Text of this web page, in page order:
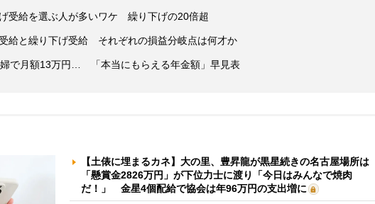
受給を選ぶ人が多いワケ 繰り下げの20倍超
給と繰り下げ受給 それぞれの損益分岐点は何才か
で月額13万円… 「本当にもらえる年金額」早見表
【土俵に埋まるカネ】大の里、豊昇龍が黒星続きの名古屋場所は
「懸賞金2826万円」が下位力士に渡り「今日はみんなで焼肉
だ！」 金星4個配給で協会は年96万円の支出増に